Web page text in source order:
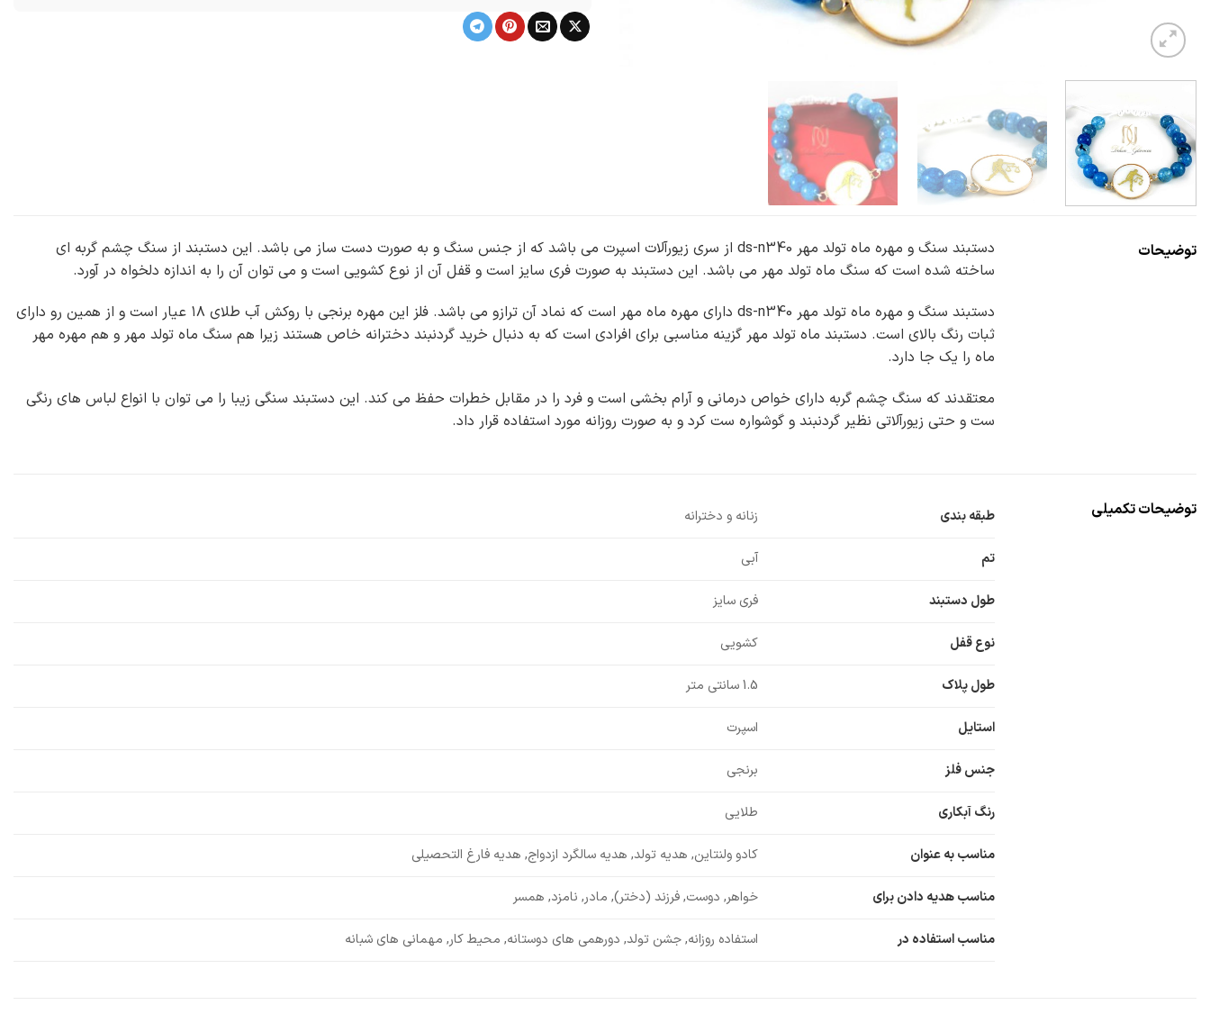
توضیحات
دستبند سنگ و مهره ماه تولد مهر ds-n340 از سری زیورآلات اسپرت می باشد که از جنس سنگ و به صورت دست ساز می باشد. این دستبند از سنگ چشم گربه ای
ساخته شده است که سنگ ماه تولد مهر می باشد. این دستبند به صورت فری سایز است و قفل آن از نوع کشویی است و می توان آن را به اندازه دلخواه در آورد.
دستبند سنگ و مهره ماه تولد مهر ds-n340 دارای مهره ماه مهر است که نماد آن ترازو می باشد. فلز این مهره برنجی با روکش آب طلای ۱۸ عیار است و از همین رو دارای
ثبات رنگ بالای است. دستبند ماه تولد مهر گزینه مناسبی برای افرادی است که به دنبال خرید گردنبند دخترانه خاص هستند زیرا هم سنگ ماه تولد مهر و هم مهره مهر
ماه را یک جا دارد.
معتقدند که سنگ چشم گربه دارای خواص درمانی و آرام بخشی است و فرد را در مقابل خطرات حفظ می کند. این دستبند سنگی زیبا را می توان با انواع لباس های رنگی
ست و حتی زیورآلاتی نظیر گردنبند و گوشواره ست کرد و به صورت روزانه مورد استفاده قرار داد.
توضیحات تکمیلی طبقه بندی زنانه و دخترانه
تم آبی
طول دستبند فری سایز
نوع قفل کشویی
طول پلاک 1.5 سانتی متر
استایل اسپرت
جنس فلز برنجی
رنگ آبکاری طلایی
مناسب به عنوان کادو ولنتاین, هدیه تولد, هدیه سالگرد ازدواج, هدیه فارغ التحصیلی
مناسب هدیه دادن برای خواهر, دوست, فرزند (دختر), مادر, نامزد, همسر
مناسب استفاده در استفاده روزانه, جشن تولد, دورهمی های دوستانه, محیط کار, مهمانی های شبانه